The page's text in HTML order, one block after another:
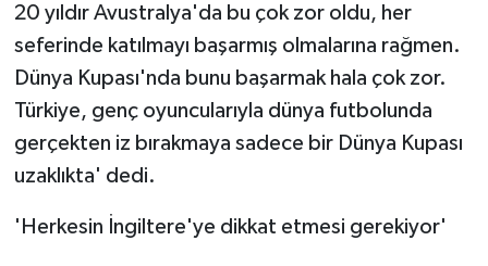
20 yıldır Avustralya'da bu çok zor oldu, her
seferinde katılmayı başarmış olmalarına rağmen.
Dünya Kupası'nda bunu başarmak hala çok zor.
Türkiye, genç oyuncularıyla dünya futbolunda
gerçekten iz bırakmaya sadece bir Dünya Kupası
uzaklıkta' dedi.
'Herkesin İngiltere'ye dikkat etmesi gerekiyor'